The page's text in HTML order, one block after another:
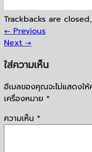
Trackbacks are
←Previous
Next→
ใส่ความเห็น
อีเมลของคุณจะไม่แสดงใ
เครื่องหมาย *
ความเห็น *